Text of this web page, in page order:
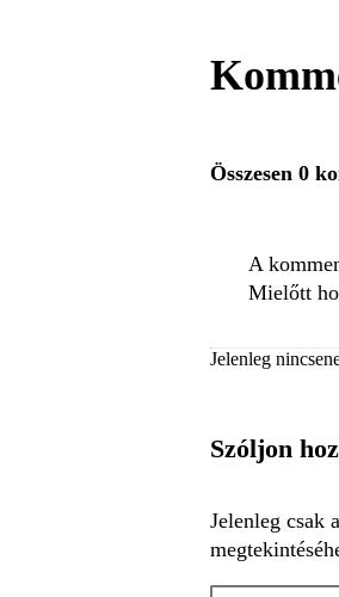
Összesen 0
A
Mielőtt
Jelenleg
Szóljon
Jelenleg csak